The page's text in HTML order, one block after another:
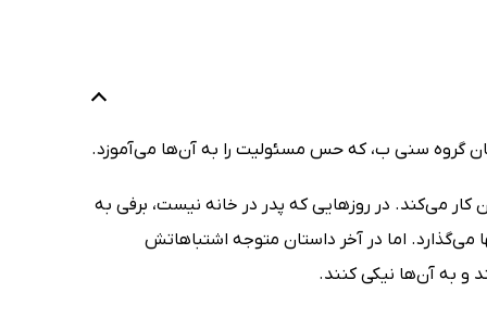
گروه سنی ب، که حس مسئولیت را به آن‌ها می‌آموزد.
می‌کند. در روزهایی که پدر در خانه نیست، برفی به
اما در آخر داستان متوجه اشتباهاتش
و به آن‌ها نیکی کنند.